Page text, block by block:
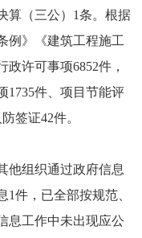
算（三公）1条。根据
例》《建筑工程施工
许可事项6852件，
1735件、项目节能评
签证42件。
他组织通过政府信息
件，已全部按规范、
息工作中未出现应公